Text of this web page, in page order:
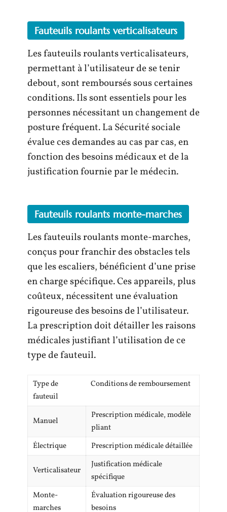
Fauteuils roulants verticalisateurs
Les fauteuils roulants verticalisateurs,
permettant à l’utilisateur de se tenir
debout, sont remboursés sous certaines
conditions. Ils sont essentiels pour les
personnes nécessitant un changement de
posture fréquent. La Sécurité sociale
évalue ces demandes au cas par cas, en
fonction des besoins médicaux et de la
justification fournie par le médecin.
Fauteuils roulants monte-marches
Les fauteuils roulants monte-marches,
conçus pour franchir des obstacles tels
que les escaliers, bénéficient d’une prise
en charge spécifique. Ces appareils, plus
coûteux, nécessitent une évaluation
rigoureuse des besoins de l’utilisateur.
La prescription doit détailler les raisons
médicales justifiant l’utilisation de ce
type de fauteuil.
Type de
fauteuil
Conditions de remboursement
Manuel
Prescription médicale, modèle
pliant
Électrique
Prescription médicale détaillée
Verticalisateur
Justification médicale
spécifique
Monte-
marches
Évaluation rigoureuse des
besoins